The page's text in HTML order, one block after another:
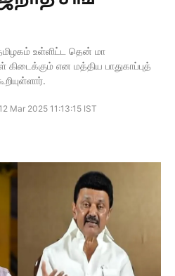
உள்ளிட்ட தென் மா
என மத்திய பாதுகாப்புத்
Mar 2025 11:13:15 IST